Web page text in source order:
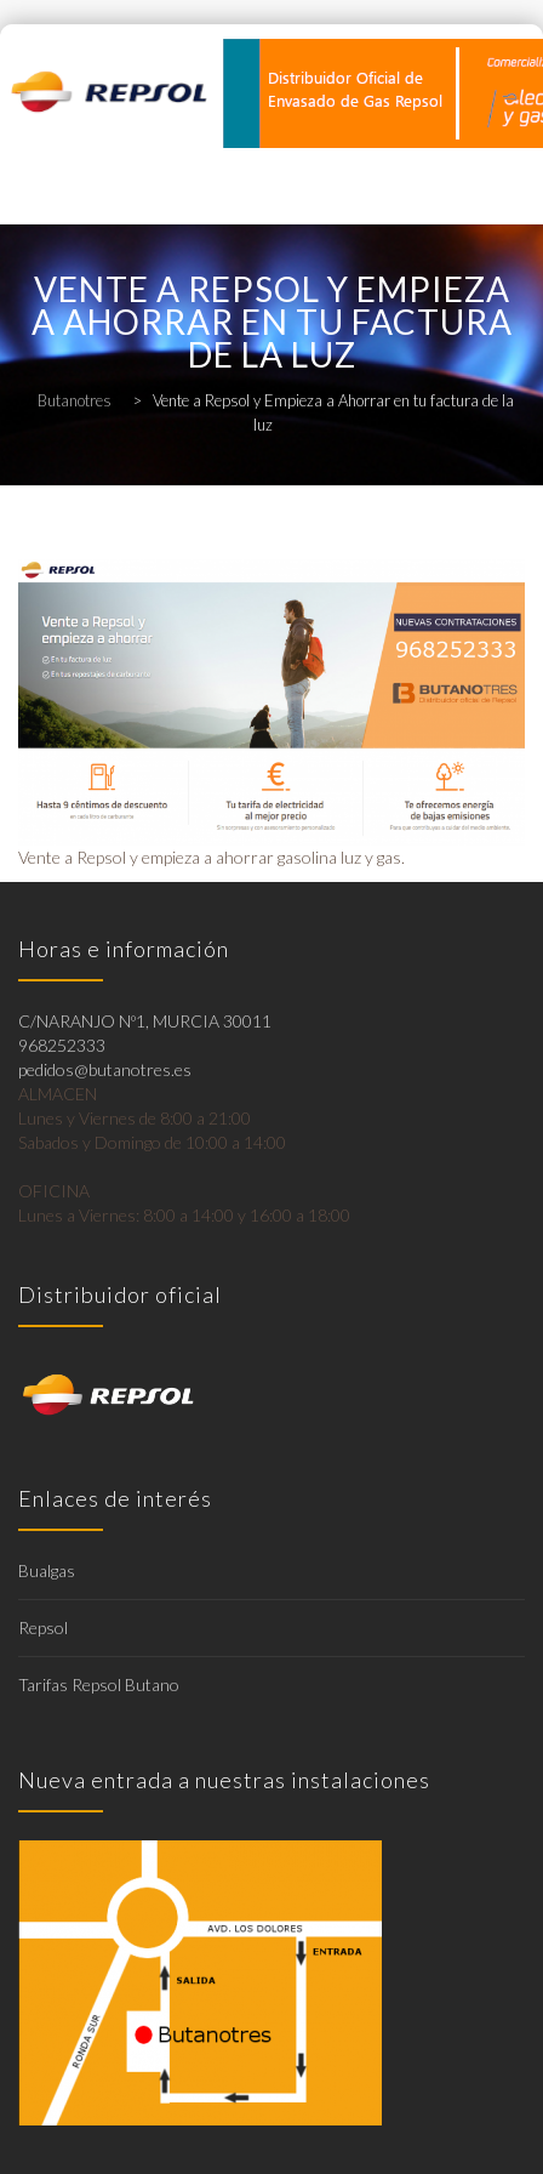
contentVENTE A REPSOL Y EMPIEZA
A AHORRAR EN TU FACTURA
DE LA LUZ
Butanotres >
Vente a Repsol y Empieza a Ahorrar en tu factura de la
luz
Vente a Repsol y empieza a ahorrar gasolina luz y gas.
Horas e información
C/NARANJO Nº1, MURCIA 30011
968252333
pedidos@butanotres.es
ALMACEN
Lunes y Viernes de 8:00 a 21:00
Sabados y Domingo de 10:00 a 14:00
OFICINA
Lunes a Viernes: 8:00 a 14:00 y 16:00 a 18:00
Distribuidor oficial
Enlaces de interés
Bualgas
Repsol
Tarifas Repsol Butano
Nueva entrada a nuestras instalaciones